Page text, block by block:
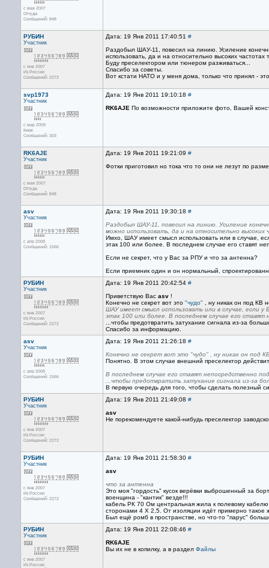
с мая 2007
Оттуда
Сообщений: 848
РУБИН
Участник
с янв 2007
Из России
Сообщений: 2272
Дата: 19 Янв 2011 17:40:51 #
Раздобыл ШАУ-11, повесил на линию. Усиление
использовать, да и на относительно высоких
Буду преселектором или тюнером разживаться...
Спасибо за советы.
Вот кстати НАТО и у меня дома, только что принял -
svp1973
Участник
с мар 2009
Киев
Сообщений: 303
Дата: 19 Янв 2011 19:10:18 #
RK6AJE По возможности приложите фото, Вашей
RK6AJE
Участник
с мая 2007
Оттуда
Сообщений: 848
Дата: 19 Янв 2011 19:21:09 #
Фотки приготовил но тока что то они не лезут по
asv
Участник
с апр 2008
Сообщений: 1566
Дата: 19 Янв 2011 19:30:18 #
Раздобыл ШАУ-11, повесил на линию. Усиление
можно использовать, да и на относительно
Имхо, ШАУ имеет смысл использовать или в случае,
этак 100 или более. В последнем случае его ставят
Если не секрет, что у Вас за РПУ и что за антенна?
Если приемник один и он нормальный,
РУБИН
Участник
с янв 2007
Из России
Сообщений: 2272
Дата: 19 Янв 2011 20:42:54 #
Приветствую Вас asv !
Конечно не секрет вот это "чудо" , ну никак он под КВ
ШАУ имеет смысл использовать или в случае, если
этак 100 или более. В последнем случае его ставят
...чтобы предотвратить затухание сигнала из-за
Спасибо за информацию.
asv
Участник
с апр 2008
Сообщений: 1566
Дата: 19 Янв 2011 21:26:18 #
Конечно не секрет вот это "чудо" , ну никак он под
Понятно. В этом случае внешний преселектор
В последнем случае его ставят непосредственно
...чтобы предотвратить затухание сигнала из-за
В первую очередь для того, чтобы сделать полезный
РУБИН
Участник
с янв 2007
Из России
Сообщений: 2272
Дата: 19 Янв 2011 21:49:08 #
asv
Не порекомендуете какой-нибудь преселектор
РУБИН
Участник
с янв 2007
Из России
Сообщений: 2272
Дата: 19 Янв 2011 21:58:30 #
asv
что за антенна
Это моя "гордость" кусок верёвки выброшенный за
военщина - "кантик" везде!!!
кабель РК 70 Ом центральная жила к полевому
сторонами 4 Х 2,5. От изоляции идёт примерно
Был ещё ромб в пространстве, но что-то "парус"
РУБИН
Участник
с янв 2007
Из России
Дата: 19 Янв 2011 22:08:46 #
RK6AJE
Вы их не в копилку, а в раздел Файлы